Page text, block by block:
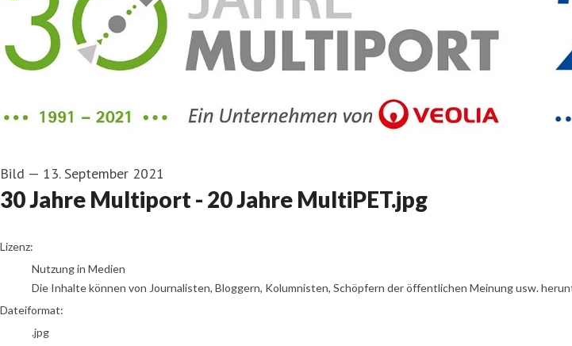
Bild — 13. September 2021
30 Jahre Multiport - 20 Jahre MultiPET.jpg
go to media item
Lizenz:
Nutzung in Medien
Die Inhalte können von Journalisten, Bloggern, Kolumnisten, Schöpfern der öffentlichen Meinung usw.
Dateiformat:
.jpg